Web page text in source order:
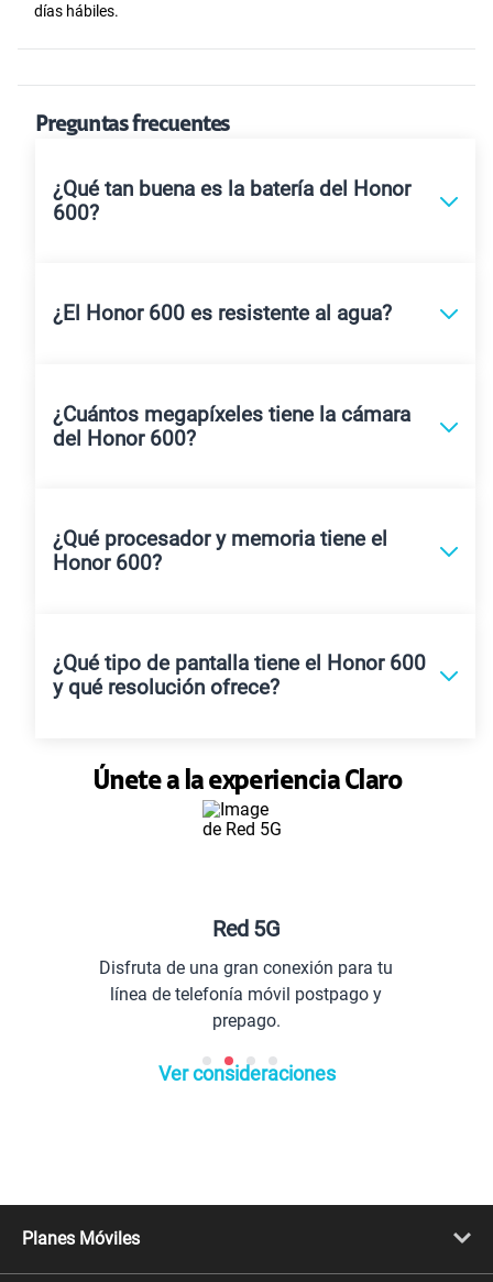
días hábiles.
Preguntas frecuentes
¿Qué tan buena es la batería del Honor
600?
¿El Honor 600 es resistente al agua?
¿Cuántos megapíxeles tiene la cámara
del Honor 600?
¿Qué procesador y memoria tiene el
Honor 600?
¿Qué tipo de pantalla tiene el Honor 600
y qué resolución ofrece?
Únete a la experiencia Claro
Red 5G
Disfruta de una gran conexión para tu
línea de telefonía móvil postpago y
prepago.
Ver consideraciones
Planes Móviles